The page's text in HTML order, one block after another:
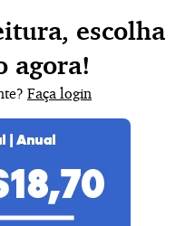
escolha
agora!
Faça login